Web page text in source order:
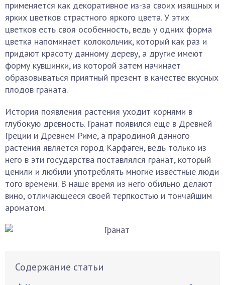
применяется как декоративное из-за своих изящных и
ярких цветков страстного яркого цвета. У этих
цветков есть своя особенность, ведь у одних форма
цветка напоминает колокольчик, который как раз и
придают красоту данному дереву, а другие имеют
форму кувшинки, из которой затем начинает
образовываться приятный презент в качестве вкусных
плодов граната.
История появления растения уходит корнями в
глубокую древность. Гранат появился еще в Древней
Греции и Древнем Риме, а прародиной данного
растения является город Карфаген, ведь только из
него в эти государства поставлялся гранат, который
ценили и любили употреблять многие известные люди
того времени. В наше время из него обильно делают
вино, отличающееся своей терпкостью и тончайшим
ароматом.
Содержание статьи